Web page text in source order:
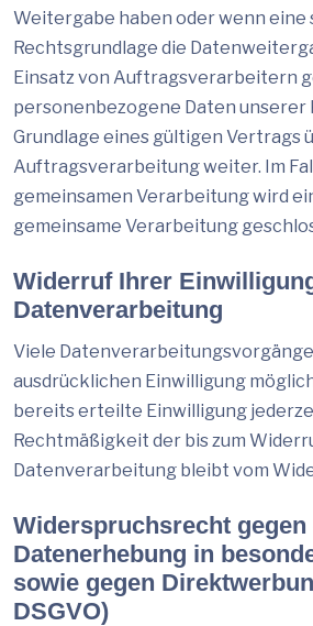
Weitergabe haben oder wenn eine
Rechtsgrundlage die
Einsatz von Auftragsverarbeitern
personenbezogene Daten unserer
Grundlage eines gültigen Vertrags
Auftragsverarbeitung weiter. Im
gemeinsamen Verarbeitung wird
gemeinsame Verarbeitung
Widerruf Ihrer
Datenverarbeitung
Viele
ausdrücklichen Einwilligung
bereits erteilte Einwilligung
Rechtmäßigkeit der bis zum
Datenverarbeitung bleibt vom
Widerspruchsrecht gegen
Datenerhebung in
sowie gegen
DSGVO)